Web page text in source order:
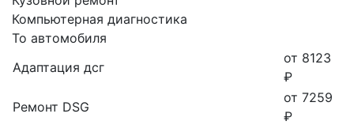
Компьютерная диагностика
То автомобиля
Адаптация дсг
от 8123
₽
Ремонт DSG
от 7259
₽